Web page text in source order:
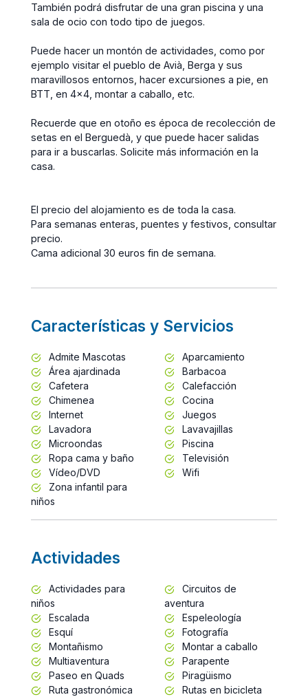
También podrá disfrutar de una gran piscina y una
sala de ocio con todo tipo de juegos.
Puede hacer un montón de actividades, como por
ejemplo visitar el pueblo de Avià, Berga y sus
maravillosos entornos, hacer excursiones a pie, en
BTT, en 4x4, montar a caballo, etc.
Recuerde que en otoño es época de recolección de
setas en el Berguedà, y que puede hacer salidas
para ir a buscarlas. Solicite más información en la
casa.
El precio del alojamiento es de toda la casa.
Para semanas enteras, puentes y festivos, consultar
precio.
Cama adicional 30 euros fin de semana.
Características y Servicios
Admite Mascotas
Aparcamiento
Área ajardinada
Barbacoa
Cafetera
Calefacción
Chimenea
Cocina
Internet
Juegos
Lavadora
Lavavajillas
Microondas
Piscina
Ropa cama y baño
Televisión
Vídeo/DVD
Wifi
Zona infantil para
niños
Actividades
Actividades para
niños
Circuitos de
aventura
Escalada
Espeleología
Esquí
Fotografía
Montañismo
Montar a caballo
Multiaventura
Parapente
Paseo en Quads
Piragüismo
Ruta gastronómica
Rutas en bicicleta